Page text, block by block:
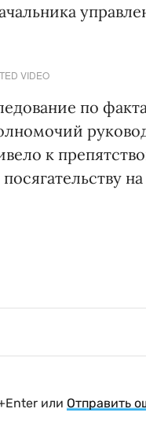
VIDEO
по
к
или Отправить